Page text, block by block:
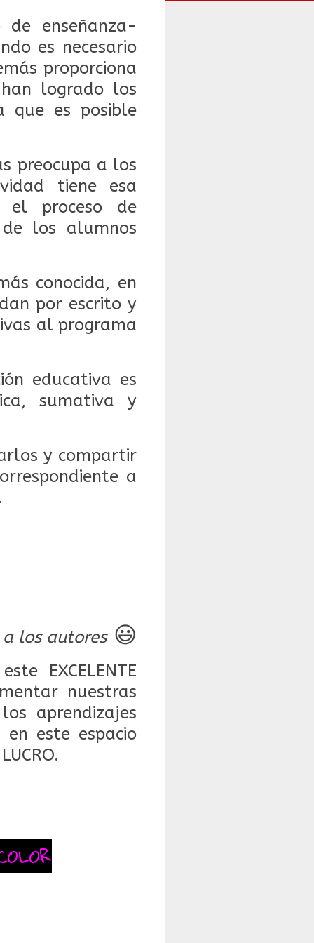
enseñanza-
es necesario
proporciona
logrado los
que es posible
preocupa a los
tiene esa
el proceso de
de los alumnos
conocida, en
por escrito y
al programa
educativa es
sumativa y
y compartir
a
a los autores😃
EXCELENTE
nuestras
aprendizajes
este espacio